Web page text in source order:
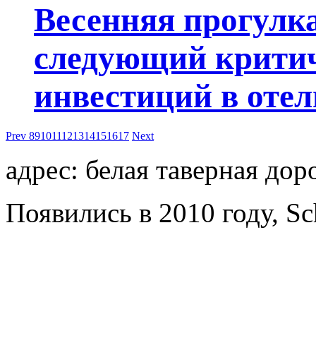
Весенняя
следующий
инвестиций в
Prev 891011121314151617 Next
адрес: белая таверная
Появились в 2010 году,